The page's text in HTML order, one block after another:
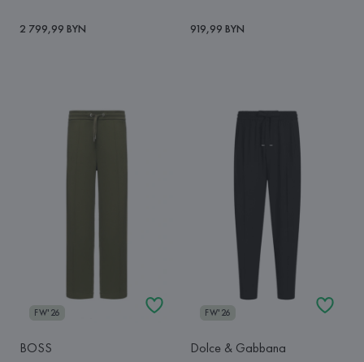
2 799,99 BYN 919,99 BYN
FW'26
BOSS
FW'26
Dolce & Gabbana